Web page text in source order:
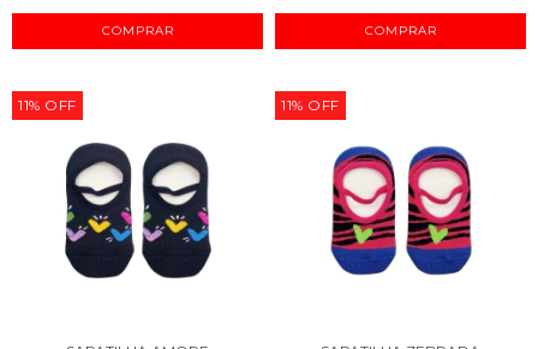
COMPRAR COMPRAR
11% OFF 11% OFF